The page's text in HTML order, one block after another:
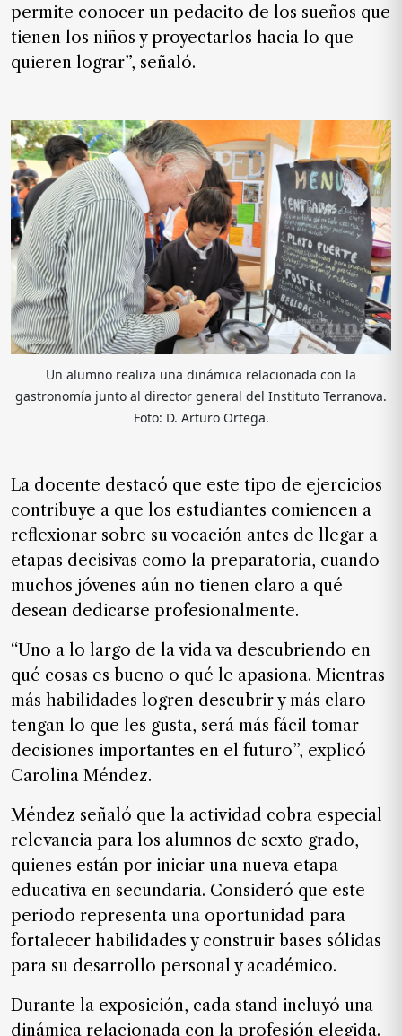
permite conocer un pedacito de los sueños que
tienen los niños y proyectarlos hacia lo que
quieren lograr”, señaló.
Un alumno realiza una dinámica relacionada con la
gastronomía junto al director general del Instituto Terranova.
Foto: D. Arturo Ortega.
La docente destacó que este tipo de ejercicios
contribuye a que los estudiantes comiencen a
reflexionar sobre su vocación antes de llegar a
etapas decisivas como la preparatoria, cuando
muchos jóvenes aún no tienen claro a qué
desean dedicarse profesionalmente.
“Uno a lo largo de la vida va descubriendo en
qué cosas es bueno o qué le apasiona. Mientras
más habilidades logren descubrir y más claro
tengan lo que les gusta, será más fácil tomar
decisiones importantes en el futuro”, explicó
Carolina Méndez.
Méndez señaló que la actividad cobra especial
relevancia para los alumnos de sexto grado,
quienes están por iniciar una nueva etapa
educativa en secundaria. Consideró que este
periodo representa una oportunidad para
fortalecer habilidades y construir bases sólidas
para su desarrollo personal y académico.
Durante la exposición, cada stand incluyó una
dinámica relacionada con la profesión elegida.